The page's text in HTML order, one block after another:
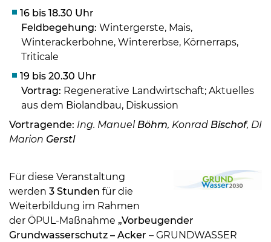
Skip to main content
16 bis 18.30 Uhr
Feldbegehung: Wintergerste, Mais,
Winterackerbohne, Wintererbse, Körnerraps,
Triticale
19 bis 20.30 Uhr
Vortrag: Regenerative Landwirtschaft; Aktuelles
aus dem Biolandbau, Diskussion
Vortragende: Ing. Manuel Böhm, Konrad Bischof, DI
Marion Gerstl
Für diese Veranstaltung
werden 3 Stunden für die
Weiterbildung im Rahmen
der ÖPUL-Maßnahme „Vorbeugender
Grundwasserschutz – Acker – GRUNDWASSER